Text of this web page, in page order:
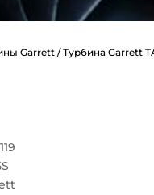
Garrett / Турбина Garrett